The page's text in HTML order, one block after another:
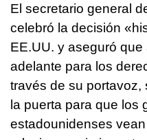
El secretario general
celebró la decisión
EE.UU. y aseguró
adelante para los
través de su portavoz,
la puerta para que los
estadounidenses